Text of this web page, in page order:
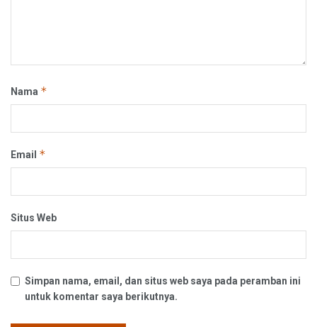
Nama *
Email *
Situs Web
Simpan nama, email, dan situs web saya pada peramban ini
untuk komentar saya berikutnya.